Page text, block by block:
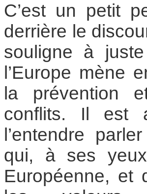
C’est un petit
derrière le
souligne à
l’Europe mène
la prévention
conflits. Il est
l’entendre
qui, à ses
Européenne, et